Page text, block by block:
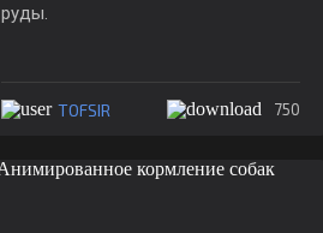
руды.
TOFSIR 750